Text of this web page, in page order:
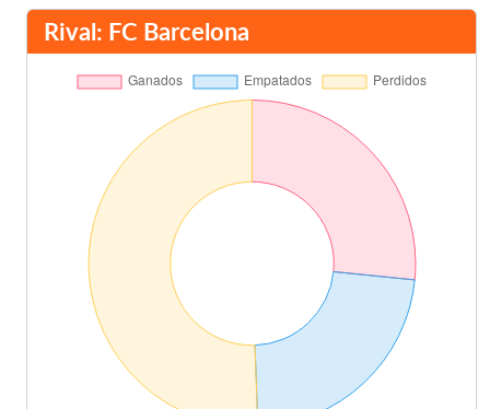
Mascherano
88'
Jordi Alba
Final del partido
Rival: FC Barcelona